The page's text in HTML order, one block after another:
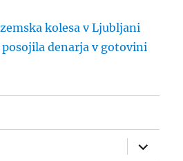
kolesa v Ljubljani
denarja v gotovini
Odpri
podmeni